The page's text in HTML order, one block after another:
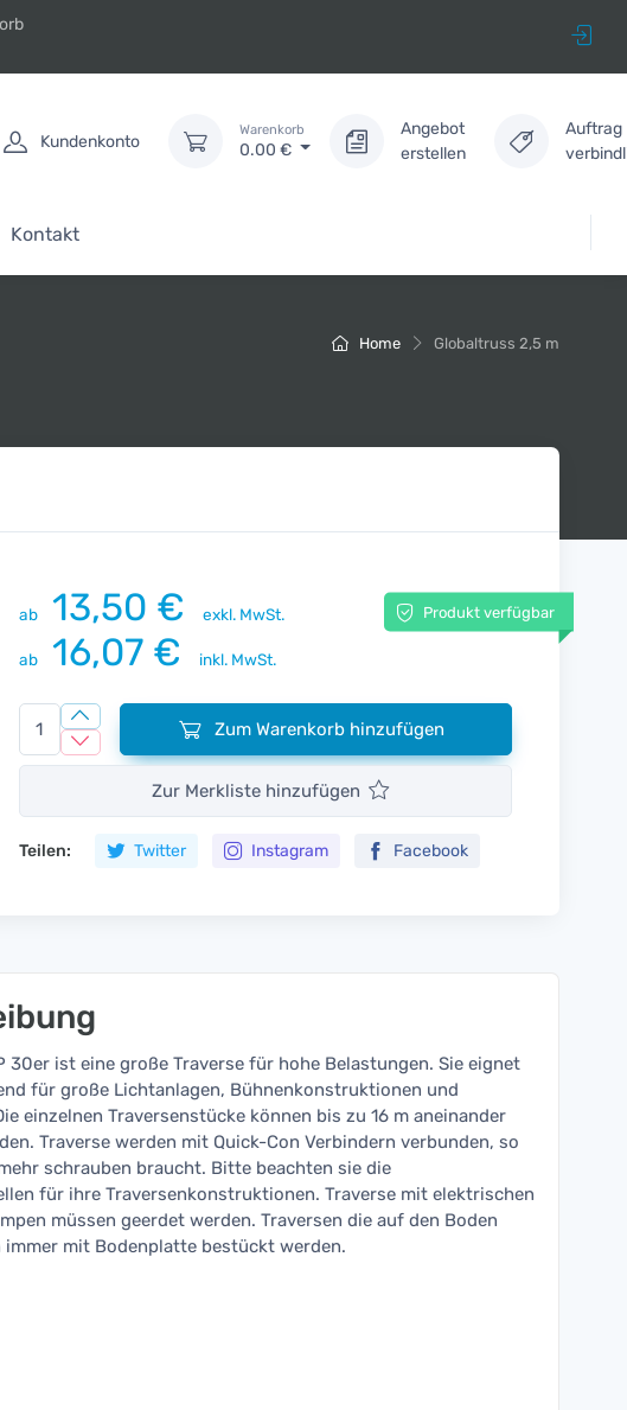
Kundenkonto
Warenkorb
0.00 €
Angebot
erstellen
Auftrag
Kontakt
Home Globaltruss 2,5 m
ab 13,50 € exkl. MwSt.
ab 16,07 € inkl. MwSt.
Produkt verfügbar
Zum Warenkorb hinzufügen
Zur Merkliste hinzufügen
Teilen: Twitter Instagram Facebook
30er ist eine große Traverse für hohe Belastungen. Sie eignet
für große Lichtanlagen, Bühnenkonstruktionen und
einzelnen Traversenstücke können bis zu 16 m aneinander
Traverse werden mit Quick-Con Verbindern verbunden, so
schrauben braucht. Bitte beachten sie die
für ihre Traversenkonstruktionen. Traverse mit elektrischen
müssen geerdet werden. Traversen die auf den Boden
immer mit Bodenplatte bestückt werden.